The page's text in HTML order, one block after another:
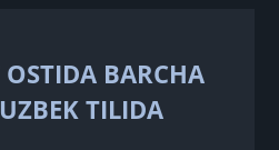
BARCHA
TILIDA